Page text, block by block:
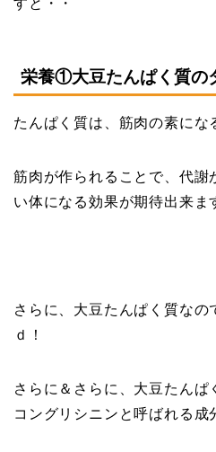
すと・・
栄養①大豆たんぱく質の
たんぱく質は、筋肉の素にな
筋肉が作られることで、代謝
い体になる効果が期待出来ま
さらに、大豆たんぱく質なの
ｄ！
さらに＆さらに、大豆たん
コングリシニンと呼ばれる成